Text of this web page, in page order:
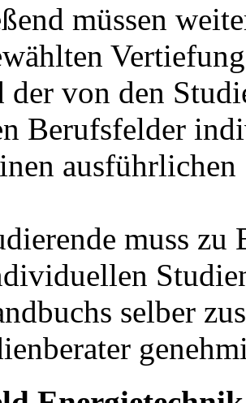
müssen
der von den
Berufsfelder
muss
selber